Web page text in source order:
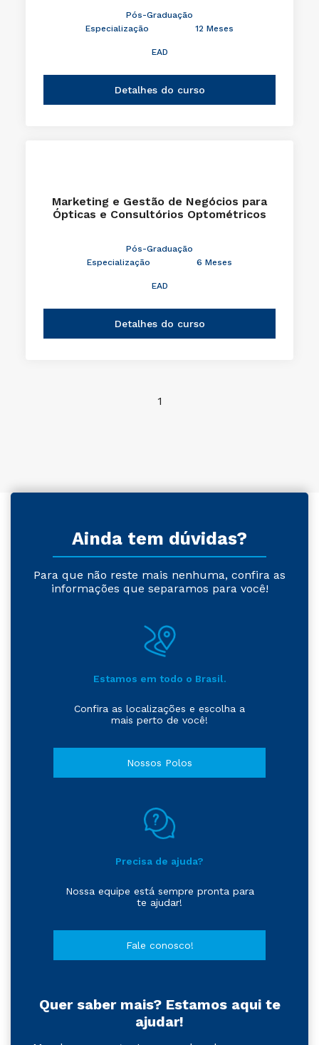
Pós-Graduação
Especialização
12 Meses
EAD
Detalhes do curso
Marketing e Gestão de Negócios para
Ópticas e Consultórios Optométricos
Pós-Graduação
Especialização
6 Meses
EAD
Detalhes do curso
1
Ainda tem dúvidas?
Para que não reste mais nenhuma, confira as
informações que separamos para você!
Estamos em todo o Brasil.
Confira as localizações e escolha a
mais perto de você!
Nossos Polos
Precisa de ajuda?
Nossa equipe está sempre pronta para
te ajudar!
Fale conosco!
Quer saber mais? Estamos aqui te
ajudar!